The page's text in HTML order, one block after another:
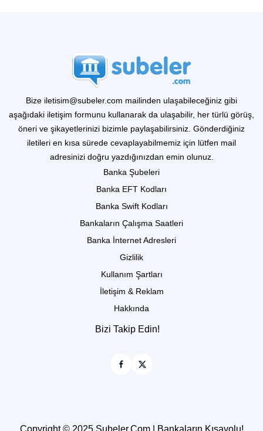
Bize iletisim@subeler.com mailinden ulaşabileceğiniz gibi
aşağıdaki iletişim formunu kullanarak da ulaşabilir, her türlü görüş,
öneri ve şikayetlerinizi bizimle paylaşabilirsiniz. Gönderdiğiniz
iletileri en kısa sürede cevaplayabilmemiz için lütfen mail
adresinizi doğru yazdığınızdan emin olunuz.
Banka Şubeleri
Banka EFT Kodları
Banka Swift Kodları
Bankaların Çalışma Saatleri
Banka İnternet Adresleri
Gizlilik
Kullanım Şartları
İletişim & Reklam
Hakkında
Bizi Takip Edin!
Copyright © 2025 Subeler.Com | Bankaların Kısayolu!